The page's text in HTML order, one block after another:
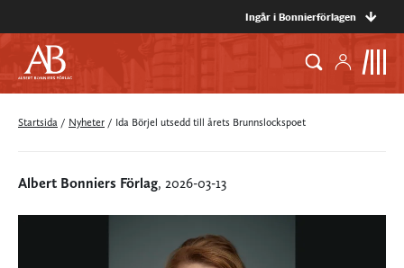
Ingår i Bonnierförlagen
Startsida / Nyheter / Ida Börjel utsedd till årets Brunnslockspoet
Albert Bonniers Förlag, 2026-03-13